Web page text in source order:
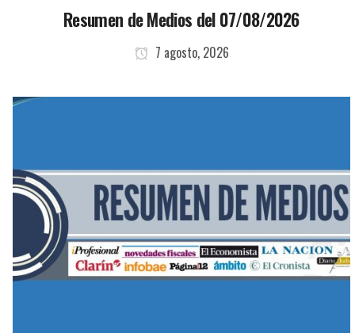
Resumen de Medios del 07/08/2026
7 agosto, 2026